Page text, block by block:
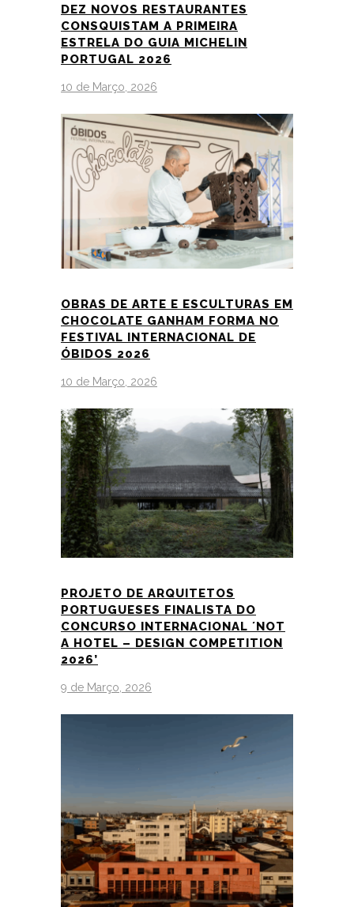
DEZ NOVOS RESTAURANTES
CONSQUISTAM A PRIMEIRA
ESTRELA DO GUIA MICHELIN
PORTUGAL 2026
10 de Março, 2026
OBRAS DE ARTE E ESCULTURAS EM
CHOCOLATE GANHAM FORMA NO
FESTIVAL INTERNACIONAL DE
ÓBIDOS 2026
10 de Março, 2026
PROJETO DE ARQUITETOS
PORTUGUESES FINALISTA DO
CONCURSO INTERNACIONAL ´NOT
A HOTEL – DESIGN COMPETITION
2026’
9 de Março, 2026